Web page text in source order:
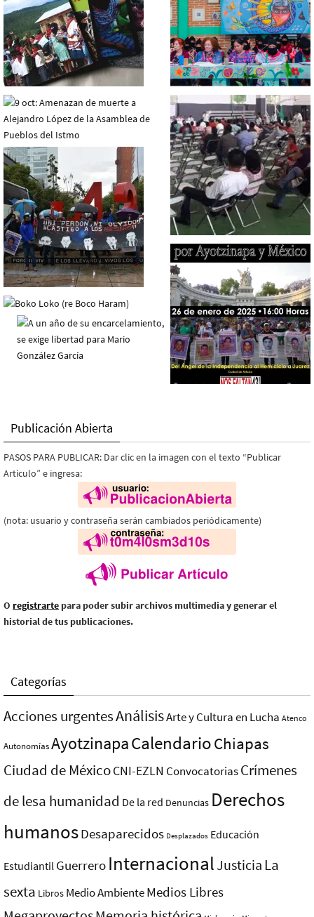
Publicación Abierta
PASOS PARA PUBLICAR: Dar clic en la imagen con el texto “Publicar
Artículo” e ingresa:
(nota: usuario y contraseña serán cambiados periódicamente)
O registrarte para poder subir archivos multimedia y generar el
historial de tus publicaciones.
Categorías
Acciones urgentesAnálisisArte y Cultura en Lucha Atenco
AutonomíasAyotzinapaCalendarioChiapas
Ciudad de MéxicoCNI-EZLN ConvocatoriasCrímenes
de lesa humanidad De la red Denuncias Derechos
humanosDesaparecidos Desplazados Educación
Estudiantil Guerrero InternacionalJusticia La
sexta Libros Medio AmbienteMedios Libres